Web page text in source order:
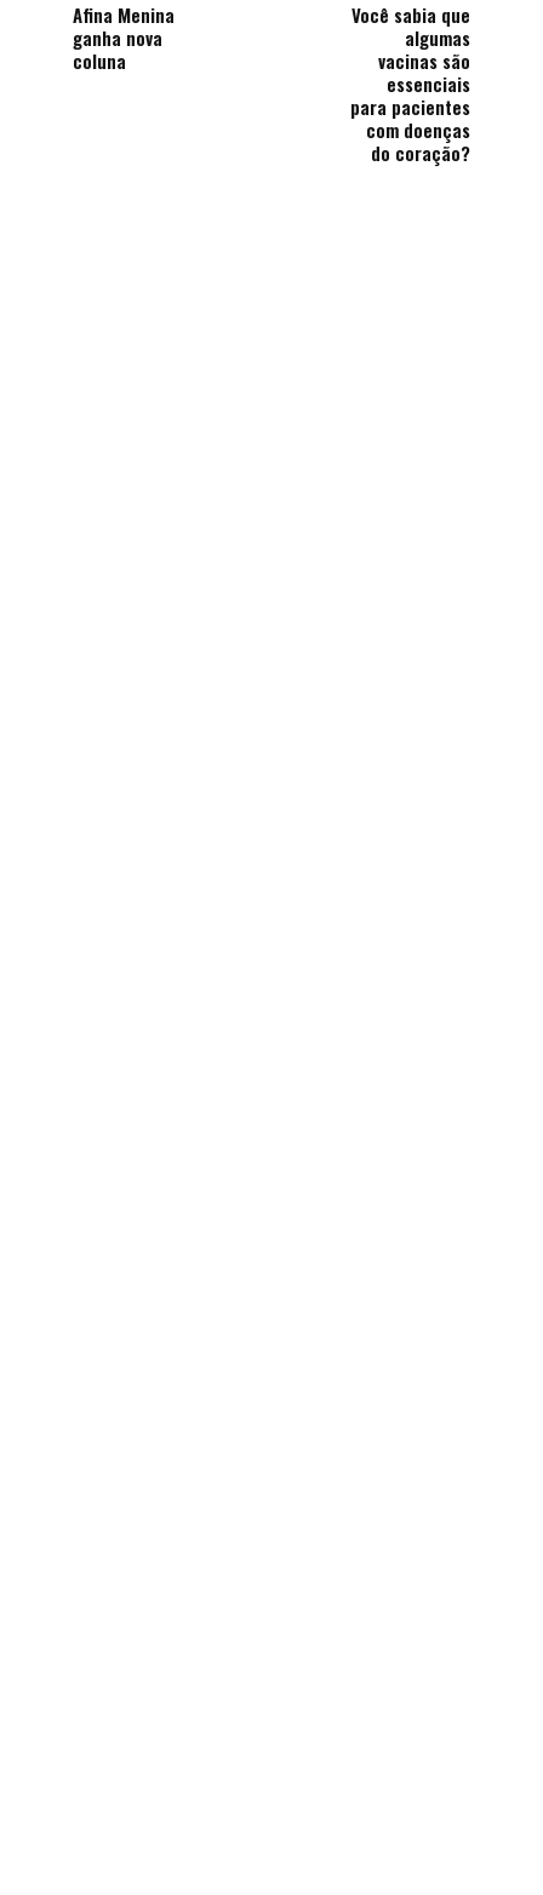
Afina Menina
ganha nova
coluna
Você sabia que
algumas
vacinas são
essenciais
para pacientes
com doenças
do coração?